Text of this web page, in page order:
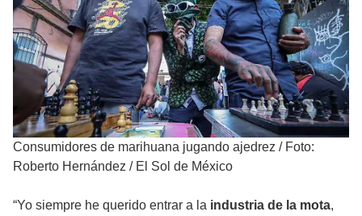
Consumidores de marihuana jugando ajedrez / Foto:
Roberto Hernández / El Sol de México
“Yo siempre he querido entrar a la industria de la mota,